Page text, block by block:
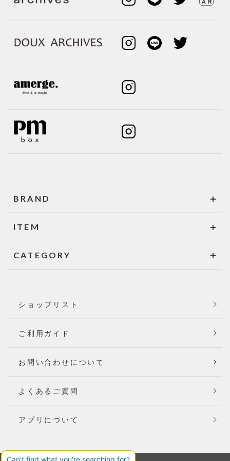
BRAND
ITEM
CATEGORY
ショップリスト
ご利用ガイド
お問い合わせについて
よくあるご質問
アプリについて